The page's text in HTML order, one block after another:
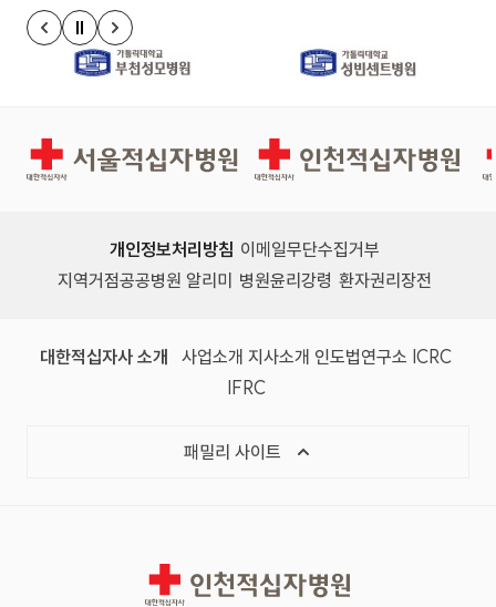
이전 슬라이드
정지
다음 슬라이드
서울적십자병원 인천적십자병원
개인정보처리방침 이메일무단수집거부
지역거점공공병원 알리미
병원윤리강령 환자권리장전
대한적십자사 소개 사업소개 지사소개 인도법연구소 ICRC
IFRC
패밀리 사이트
인천적십자병원